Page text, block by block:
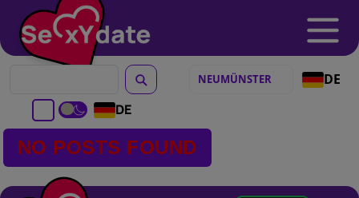
DE
DE
NO POSTS FOUND